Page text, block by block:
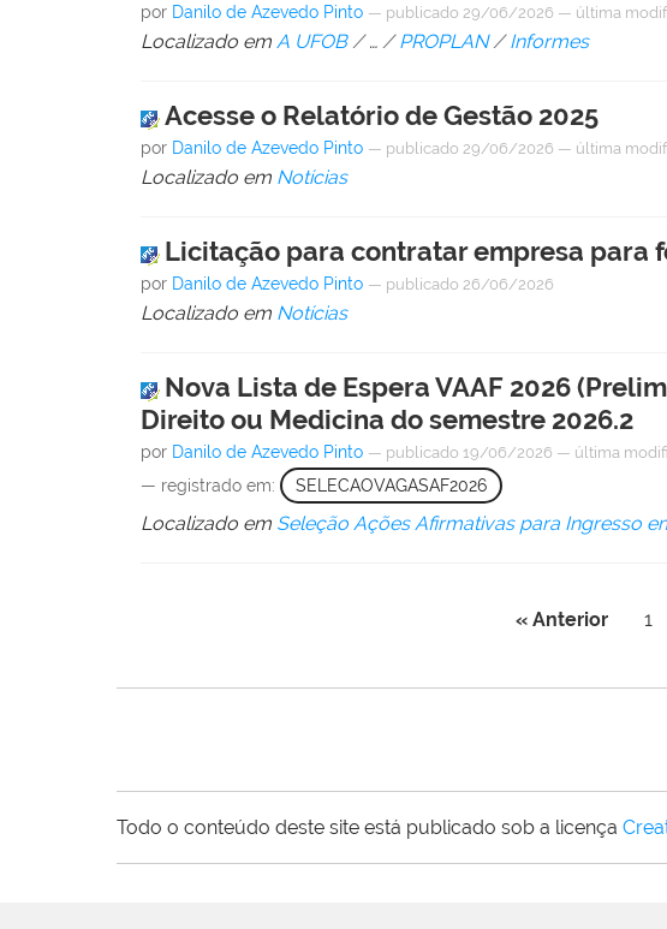
por Danilo de Azevedo Pinto — publicado 29/06/2026 — última
Localizado em A UFOB /… /PROPLAN /Informes
Acesse o Relatório de Gestão 2025
por Danilo de Azevedo Pinto — publicado 29/06/2026 — última
Localizado em Notícias
Licitação para contratar empresa para
por Danilo de Azevedo Pinto — publicado 26/06/2026
Localizado em Notícias
Nova Lista de Espera VAAF 2026
Direito ou Medicina do semestre 2026.2
por Danilo de Azevedo Pinto — publicado 19/06/2026 — última
— registrado em: SELECAOVAGASAF2026
Localizado em Seleção Ações Afirmativas para Ingresso
« Anterior 1
Todo o conteúdo deste site está publicado sob a licença